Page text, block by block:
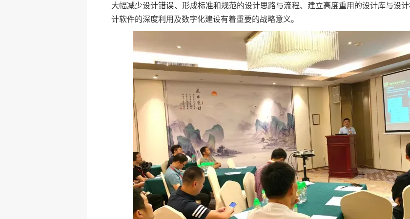
大幅减少设计错误、形成标准和规范的设计思路与流程、建立高度重用的设计库与设
计软件的深度利用及数字化建设有着重要的战略意义。